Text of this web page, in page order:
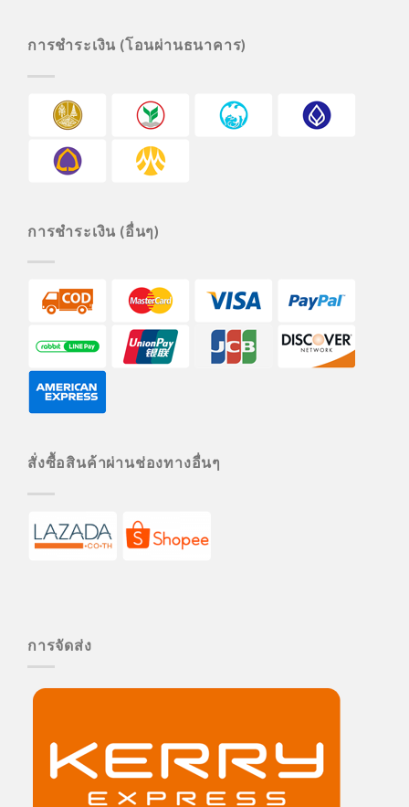
การชำระเงิน (โอนผ่านธนาคาร)
การชำระเงิน (อื่นๆ)
สั่งซื้อสินค้าผ่านช่องทางอื่นๆ
การจัดส่ง